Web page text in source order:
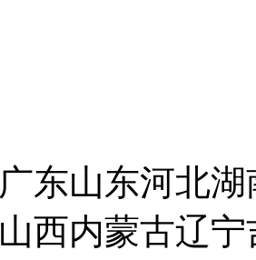
广东山东河北湖
山西内蒙古辽宁